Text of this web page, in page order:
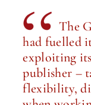
The
had fuelled
exploiting
publisher –
flexibility,